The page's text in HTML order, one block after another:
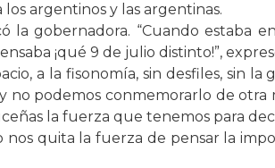
argentinos y las argentinas.
la gobernadora. “Cuando estaba
¡qué 9 de julio distinto!”,
a la fisonomía, sin desfiles, sin la
podemos conmemorarlo de otra
la fuerza que tenemos para
quita la fuerza de pensar la